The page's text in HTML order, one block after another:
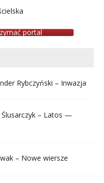
portal
Rybczyński – Inwazja
Ślusarczyk – Latos —
– Nowe wiersze